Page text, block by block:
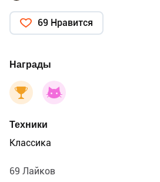
69 Нравится
Награды
Техники
Классика
69 Лайков